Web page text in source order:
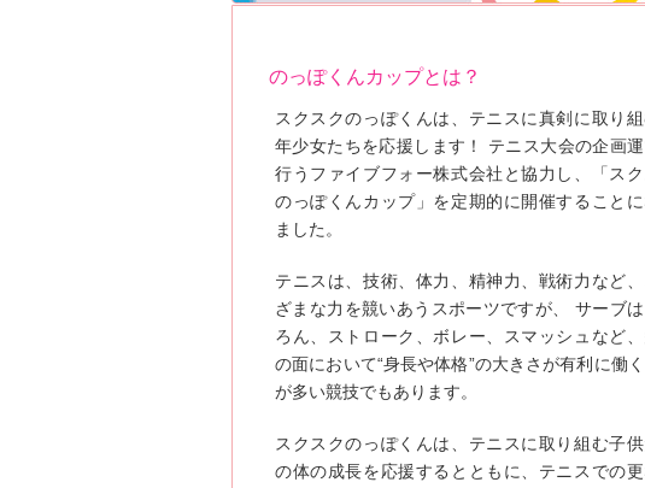
のっぽくんカップとは？
スクスクのっぽくんは、テニスに真剣に取り
年少女たちを応援します！ テニス大会の企画
行うファイブフォー株式会社と協力し、「スク
のっぽくんカップ」を定期的に開催することに
ました。
テニスは、技術、体力、精神力、戦術力など、
ざまな力を競いあうスポーツですが、 サーブ
ろん、ストローク、ボレー、スマッシュなど、
の面において“身長や体格”の大きさが有利に働
が多い競技でもあります。
スクスクのっぽくんは、テニスに取り組む子
の体の成長を応援するとともに、テニスでの更